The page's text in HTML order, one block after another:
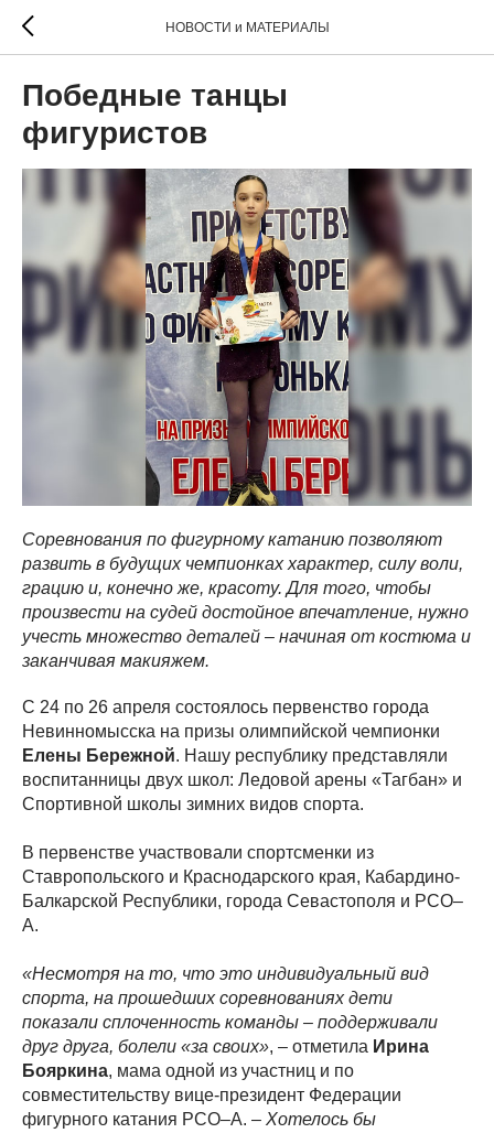
НОВОСТИ и МАТЕРИАЛЫ
Победные танцы
фигуристов
Соревнования по фигурному катанию позволяют
развить в будущих чемпионках характер, силу воли,
грацию и, конечно же, красоту. Для того, чтобы
произвести на судей достойное впечатление, нужно
учесть множество деталей – начиная от костюма и
заканчивая макияжем.
С 24 по 26 апреля состоялось первенство города
Невинномысска на призы олимпийской чемпионки
Елены Бережной. Нашу республику представляли
воспитанницы двух школ: Ледовой арены «Тагбан» и
Спортивной школы зимних видов спорта.
В первенстве участвовали спортсменки из
Ставропольского и Краснодарского края, Кабардино-
Балкарской Республики, города Севастополя и РСО–
А.
«Несмотря на то, что это индивидуальный вид
спорта, на прошедших соревнованиях дети
показали сплоченность команды – поддерживали
друг друга, болели «за своих», – отметила Ирина
Бояркина, мама одной из участниц и по
совместительству вице-президент Федерации
фигурного катания РСО–А. – Хотелось бы